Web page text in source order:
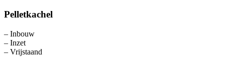
Pelletkachel
– Inbouw
– Inzet
– Vrijstaand